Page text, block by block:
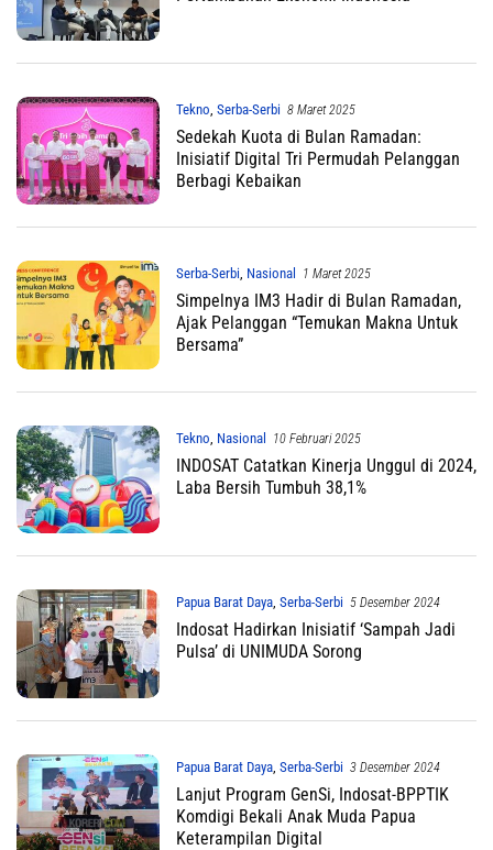
Tekno, Serba-Serbi 8 Maret 2025
Sedekah Kuota di Bulan Ramadan:
Inisiatif Digital Tri Permudah Pelanggan
Berbagi Kebaikan
Serba-Serbi, Nasional 1 Maret 2025
Simpelnya IM3 Hadir di Bulan Ramadan,
Ajak Pelanggan “Temukan Makna Untuk
Bersama”
Tekno Nasional 10 Februari 2025
INDOSAT Catatkan Kinerja Unggul di 2024,
Laba Bersih Tumbuh 38,1%
Papua Barat Daya, Serba-Serbi 5 Desember 2024
Indosat Hadirkan Inisiatif ‘Sampah Jadi
Pulsa’ di UNIMUDA Sorong
Papua Barat Daya, Serba-Serbi 3 Desember 2024
Lanjut Program GenSi, Indosat-BPPTIK
Komdigi Bekali Anak Muda Papua
Keterampilan Digital